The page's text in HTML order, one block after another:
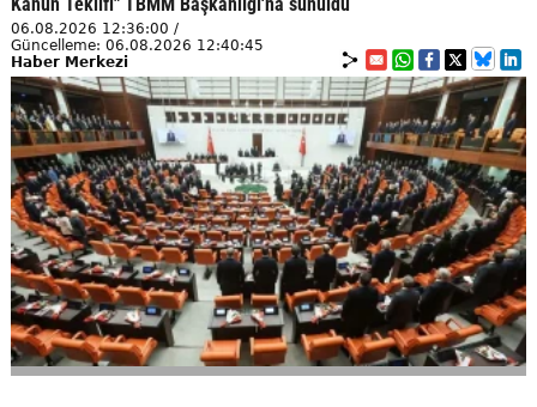
06.08.2026 12:36:00 /
Güncelleme: 06.08.2026 12:40:45
Haber Merkezi